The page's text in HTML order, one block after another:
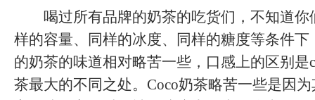
喝过所有品牌的奶茶的吃货们，不知道你
样的容量、同样的冰度、同样的糖度等条件下
的奶茶的味道相对略苦一些，口感上的区别是
茶最大的不同之处。Coco奶茶略苦一些是因